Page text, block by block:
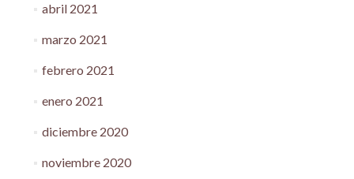
abril 2021
marzo 2021
febrero 2021
enero 2021
diciembre 2020
noviembre 2020